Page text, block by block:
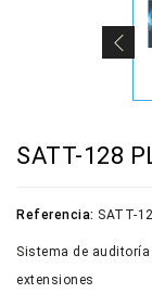
SATT-128
Referencia: SATT-
Sistema de
extensiones